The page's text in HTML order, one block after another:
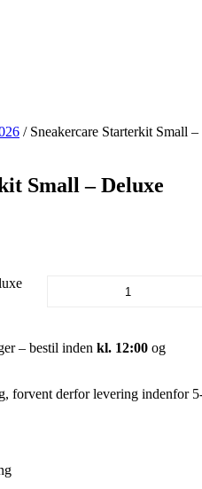
/ Sneakercare Starterkit Small –
Small – Deluxe
– bestil inden kl. 12:00 og
forvent derfor levering indenfor